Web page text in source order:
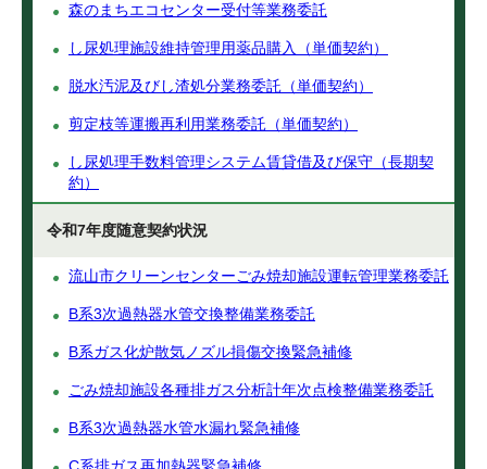
森のまちエコセンター受付等業務委託
し尿処理施設維持管理用薬品購入（単価契約）
脱水汚泥及びし渣処分業務委託（単価契約）
剪定枝等運搬再利用業務委託（単価契約）
し尿処理手数料管理システム賃貸借及び保守（長期契
約）
令和7年度随意契約状況
流山市クリーンセンターごみ焼却施設運転管理業務委託
B系3次過熱器水管交換整備業務委託
B系ガス化炉散気ノズル損傷交換緊急補修
ごみ焼却施設各種排ガス分析計年次点検整備業務委託
B系3次過熱器水管水漏れ緊急補修